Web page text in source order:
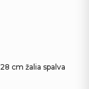
cm žalia spalva